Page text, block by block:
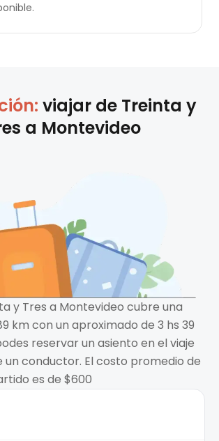
viajar de Treinta y
a Montevideo
y Tres a Montevideo cubre una
km con un aproximado de 3 hs 39
reservar un asiento en el viaje
conductor. El costo promedio de
es de $600